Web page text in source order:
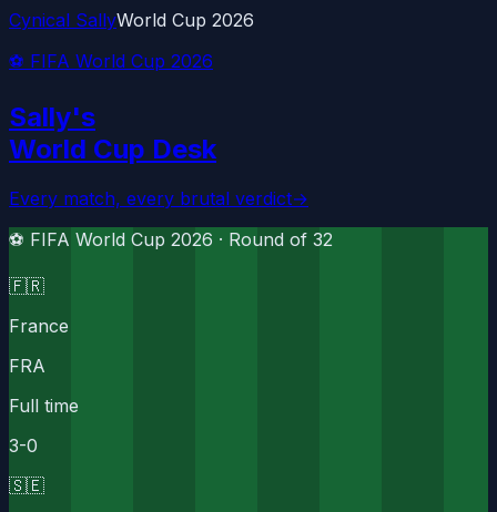
Cynical SallyWorld Cup 2026
⚽ FIFA World Cup 2026
Sally's
World Cup Desk
Every match, every brutal verdict→
⚽ FIFA World Cup 2026 · Round of 32
🇫🇷
France
FRA
Full time
3-0
🇸🇪